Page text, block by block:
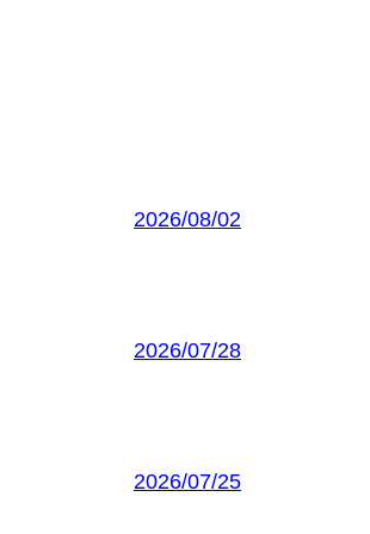
2026/08/02
2026/07/28
2026/07/25